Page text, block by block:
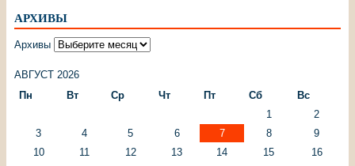
АРХИВЫ
Архивы
АВГУСТ 2026
Пн
Вт Ср Чт Пт Сб
Вс
1
2
3
4 5 6 7 8
9
10
11 12 13 14 15
16